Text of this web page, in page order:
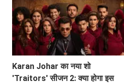
Karan Johar का नया शो
'Traitors' सीजन 2: क्या होगा इस